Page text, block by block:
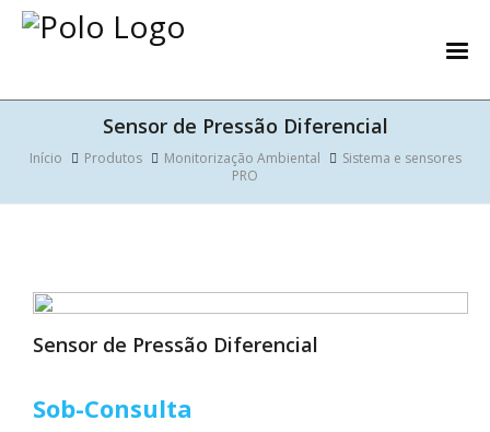
Sensor de Pressão Diferencial
Início Produtos Monitorização Ambiental
Sistema e sensores
PRO
Sensor de Pressão Diferencial
Sob-Consulta